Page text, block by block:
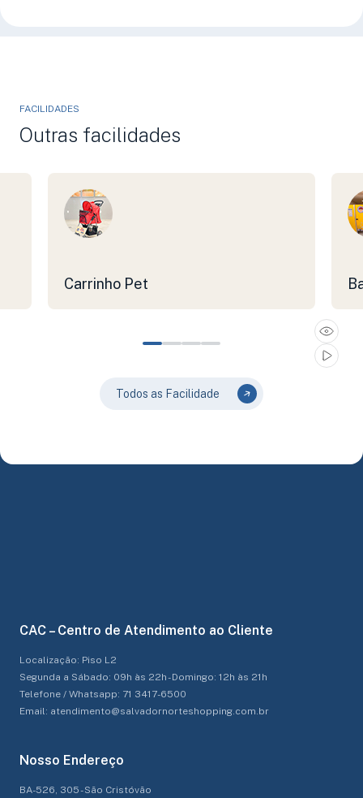
FACILIDADES
Outras facilidades
Carrinho Pet
Todos as Facilidade
CAC – Centro de Atendimento ao Cliente
Localização: Piso L2
Segunda a Sábado: 09h às 22h - Domingo: 12h às 21h
Telefone / Whatsapp: 71 3417-6500
Email: atendimento@salvadornorteshopping.com.br
Nosso Endereço
BA-526, 305 - São Cristóvão